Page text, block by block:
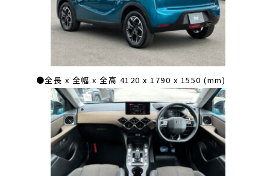
●全長 x 全幅 x 全高 4120 x 1790 x 1550 (mm)